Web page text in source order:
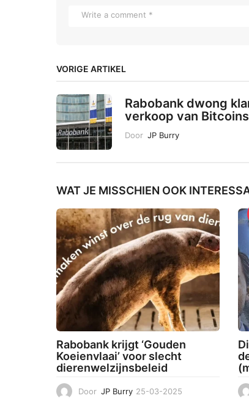
VORIGE ARTIKEL
Rabobank dwong
verkoop van Bitcoins
Door JP Burry
WAT JE MISSCHIEN OOK
Rabobank krijgt ‘Gouden
Koeienvlaai’ voor slecht
dierenwelzijnsbeleid
Door JP Burry 25-03-2025